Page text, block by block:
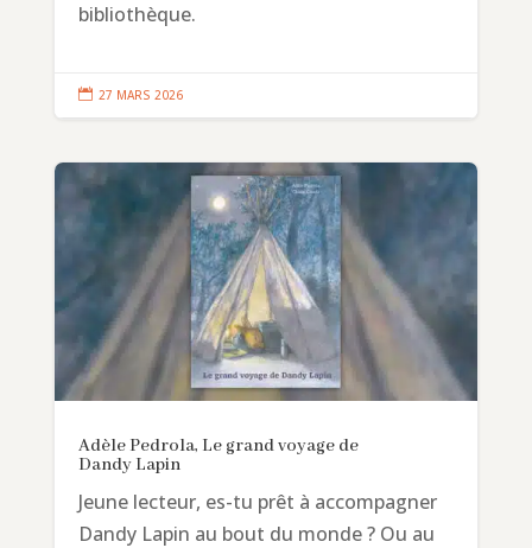
bibliothèque.
 27 MARS 2026
Adèle Pedrola, Le grand voyage de
Dandy Lapin
Jeune lecteur, es-tu prêt à accompagner
Dandy Lapin au bout du monde ? Ou au